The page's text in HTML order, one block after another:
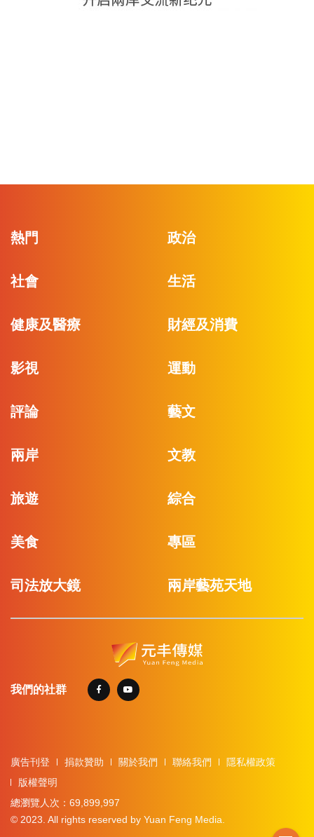
熱門 政治
社會 生活
健康及醫療 財經及消費
影視 運動
評論 藝文
兩岸 文教
旅遊 綜合
美食 專區
司法放大鏡 兩岸藝苑天地
我們的社群
廣告刊登 捐款贊助 關於我們 聯絡我們
隱私權政策
版權聲明
總瀏覽人次：69,899,997
© 2023. All rights reserved by Yuan Feng Media.